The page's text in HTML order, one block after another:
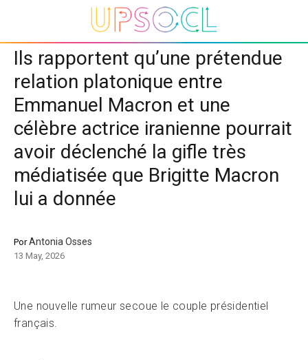
Ils rapportent qu’une prétendue
relation platonique entre
Emmanuel Macron et une
célèbre actrice iranienne pourrait
avoir déclenché la gifle très
médiatisée que Brigitte Macron
lui a donnée
PorAntonia Osses
13 May, 2026
Une nouvelle rumeur secoue le couple présidentiel
français.